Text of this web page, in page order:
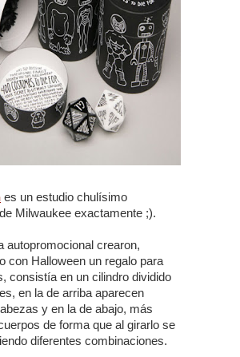
es un estudio chulísimo
Milwaukee exactamente ;).
autopromocional crearon,
con Halloween un regalo para
consistía en un cilindro dividido
en la de arriba aparecen
y en la de abajo, más
de forma que al girarlo se
diferentes combinaciones.